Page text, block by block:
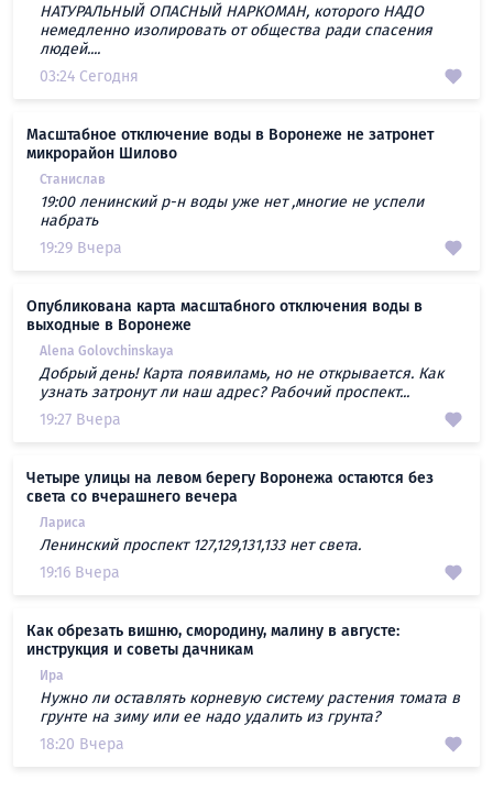
НАТУРАЛЬНЫЙ ОПАСНЫЙ НАРКОМАН, которого НАДО
немедленно изолировать от общества ради спасения
людей....
03:24 Сегодня
Масштабное отключение воды в Воронеже не затронет
микрорайон Шилово
Станислав
19:00 ленинский р-н воды уже нет ,многие не успели
набрать
19:29 Вчера
Опубликована карта масштабного отключения воды в
выходные в Воронеже
Alena Golovchinskaya
Добрый день! Карта появиламь, но не открывается. Как
узнать затронут ли наш адрес? Рабочий проспект...
19:27 Вчера
Четыре улицы на левом берегу Воронежа остаются без
света со вчерашнего вечера
Лариса
Ленинский проспект 127,129,131,133 нет света.
19:16 Вчера
Как обрезать вишню, смородину, малину в августе:
инструкция и советы дачникам
Ира
Нужно ли оставлять корневую систему растения томата в
грунте на зиму или ее надо удалить из грунта?
18:20 Вчера